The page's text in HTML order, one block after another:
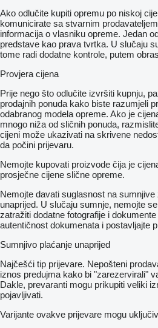
Ako odlučite kupiti opremu po niskoj
komunicirate sa stvarnim
informacija o vlasniku opreme. Jedan
predstave kao prava tvrtka. U slučaju
tome radi dodatne kontrole, putem
Provjera cijena
Prije nego što odlučite izvršiti kupnju,
prodajnih ponuda kako biste razumjeli
odabranog modela opreme. Ako je
mnogo niža od sličnih ponuda,
cijeni može ukazivati ​​na skrivene
da počini prijevaru.
Nemojte kupovati proizvode čija je
prosječne cijene slične opreme.
Nemojte davati suglasnost na sumnjive
unaprijed. U slučaju sumnje, nemojte
zatražiti dodatne fotografije i
autentičnost dokumenata i postavljajte
Sumnjivo plaćanje unaprijed
Najčešći tip prijevare. Nepošteni
iznos predujma kako bi "zarezervirali"
Dakle, prevaranti mogu prikupiti veliki
pojavljivati.
Varijante ovakve prijevare mogu